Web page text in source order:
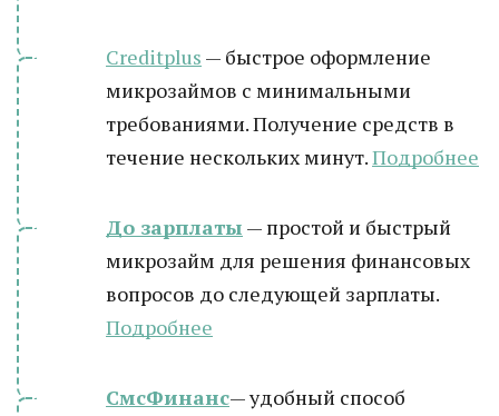
Creditplus — быстрое оформление
микрозаймов с минимальными
требованиями. Получение средств в
течение нескольких минут.Подробнее
До зарплаты — простой и быстрый
микрозайм для решения финансовых
вопросов до следующей зарплаты.
Подробнее
СмсФинанс— удобный способ